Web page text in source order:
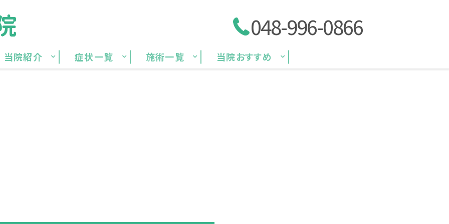
048-996-0866
当院紹介 症状一覧 施術一覧 当院おすすめ